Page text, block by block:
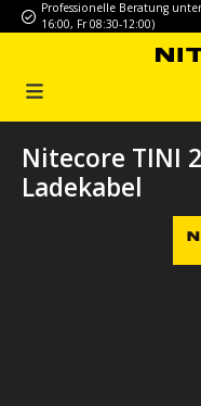
Zum Hauptinhalt springen
Professionelle Beratung
16:00, Fr 08:30-12:00)
Nitecore TINI
Ladekabel